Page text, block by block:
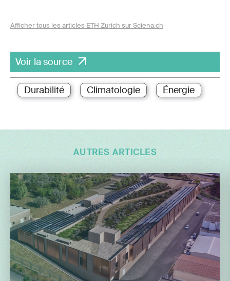
Afficher tous les articles ETH Zurich sur Sciena.ch
Voir la source
Durabilité Climatologie Énergie
AUTRES ARTICLES